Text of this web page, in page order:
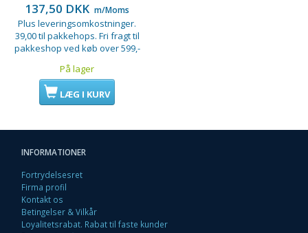
137,50 DKK m/Moms
Plus leveringsomkostninger.
39,00 til pakkehops. Fri fragt til
pakkeshop ved køb over 599,-
På lager
LÆG I KURV
INFORMATIONER
Fortrydelsesret
Firma profil
Kontakt os
Betingelser & Vilkår
Loyalitetsrabat. Rabat til faste kunder